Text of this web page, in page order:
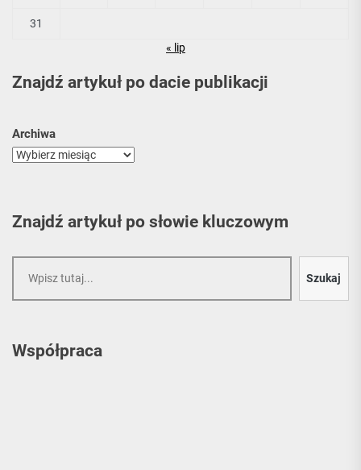
31
« lip
Znajdź artykuł po dacie publikacji
Archiwa
Znajdź artykuł po słowie kluczowym
Szukaj
Współpraca